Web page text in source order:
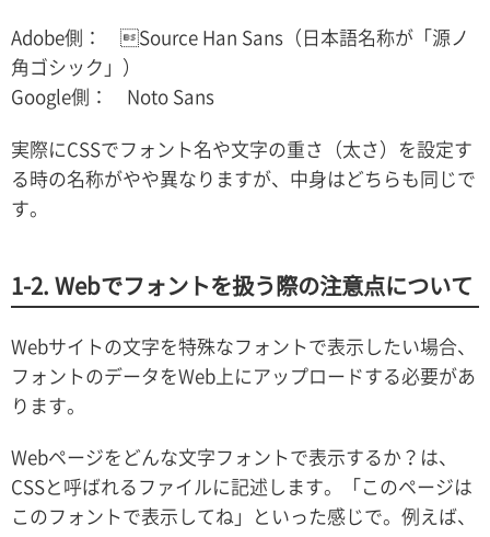
Adobe側： Source Han Sans（日本語名称が「源ノ
角ゴシック」）
Google側： Noto Sans
実際にCSSでフォント名や文字の重さ（太さ）を設定す
る時の名称がやや異なりますが、中身はどちらも同じで
す。
1-2. Webでフォントを扱う際の注意点について
Webサイトの文字を特殊なフォントで表示したい場合、
フォントのデータをWeb上にアップロードする必要があ
ります。
Webページをどんな文字フォントで表示するか？は、
CSSと呼ばれるファイルに記述します。「このページは
このフォントで表示してね」といった感じで。例えば、